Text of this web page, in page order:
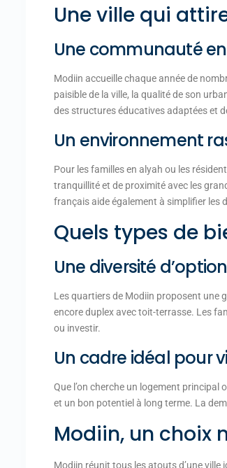
Une ville qui
Une communauté
Modiin accueille chaque année de
paisible de la ville, la qualité de son
des structures éducatives adaptées et
Un environnement
Pour les familles en alyah ou les
tranquillité et de proximité avec les
français aide également à simplifier les
Quels types de
Une diversité
Les quartiers de Modiin proposent une
encore duplex avec toit-terrasse. Les
ou investir.
Un cadre idéal pour
Que l’on cherche un logement principal
et un bon potentiel à long terme. La
Modiin, un choix
Modiin réunit tous les atouts d’une